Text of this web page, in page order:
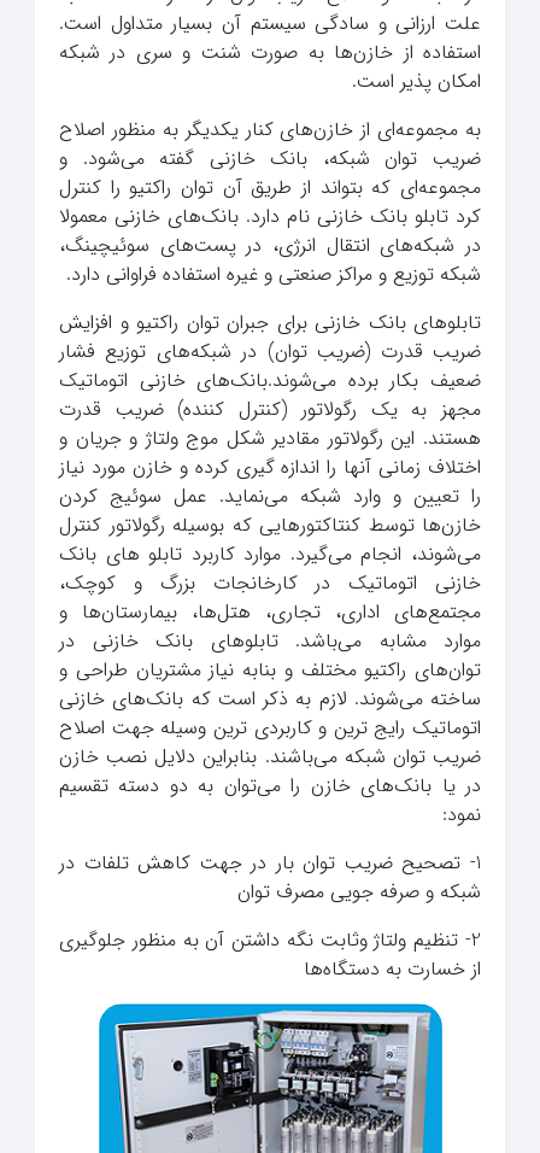
علت ارزانی و سادگی سیستم آن بسیار متداول است.
استفاده از خازن‌ها به صورت شنت و سری در شبکه
امکان پذیر است.
به مجموعه‌ای از خازن‌های کنار یکدیگر به منظور اصلاح
ضریب توان شبکه، بانک خازنی گفته می‌شود. و
مجموعه‌ای که بتواند از طریق آن توان راکتیو را کنترل
کرد تابلو بانک خازنی نام دارد. بانک‌های خازنی معمولا
در شبکه‌های انتقال انرژی، در پست‌های سوئیچینگ،
شبکه توزیع و مراکز صنعتی و غیره استفاده فراوانی دارد.
تابلوهای بانک خازنی برای جبران توان راکتیو و افزایش
ضریب قدرت (ضریب توان) در شبکه‌های توزیع فشار
ضعیف بکار برده می‌شوند.بانک‌های خازنی اتوماتیک
مجهز به یک رگولاتور (کنترل کننده) ضریب قدرت
هستند. این رگولاتور مقادیر شکل موج ولتاژ و جریان و
اختلاف زمانی آنها را اندازه گیری کرده و خازن مورد نیاز
را تعیین و وارد شبکه می‌نماید. عمل سوئیج کردن
خازن‌ها توسط کنتاکتورهایی که بوسیله رگولاتور کنترل
می‌شوند، انجام می‌گیرد. موارد کاربرد تابلو های بانک
خازنی اتوماتیک در کارخانجات بزرگ و کوچک،
مجتمع‌های اداری، تجاری، هتل‌ها، بیمارستان‌ها و
موارد مشابه می‌باشد. تابلوهای بانک خازنی در
توان‌های راکتیو مختلف و بنابه نیاز مشتریان طراحی و
ساخته می‌شوند. لازم به ذکر است که بانک‌های خازنی
اتوماتیک رایج ترین و کاربردی ترین وسیله جهت اصلاح
ضریب توان شبکه می‌باشند. بنابراین دلایل نصب خازن
در یا بانک‌های خازن را می‌توان به دو دسته تقسیم
نمود:
1- تصحیح ضریب توان بار در جهت کاهش تلفات در
شبکه و صرفه جویی مصرف توان
2- تنظیم ولتاژ وثابت نگه داشتن آن به منظور جلوگیری
از خسارت به دستگاه‌ها